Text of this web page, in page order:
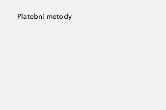
Platební metody